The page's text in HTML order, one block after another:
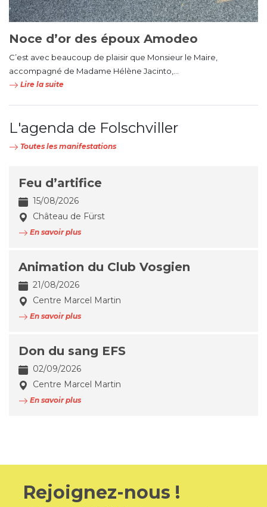
Noce d’or des époux Amodeo
C’est avec beaucoup de plaisir que Monsieur le Maire,
accompagné de Madame Hélène Jacinto,...
Lire la suite
L'agenda de Folschviller
Toutes les manifestations
Feu d’artifice
15/08/2026
Château de Fürst
En savoir plus
Animation du Club Vosgien
21/08/2026
Centre Marcel Martin
En savoir plus
Don du sang EFS
02/09/2026
Centre Marcel Martin
En savoir plus
Rejoignez-nous !